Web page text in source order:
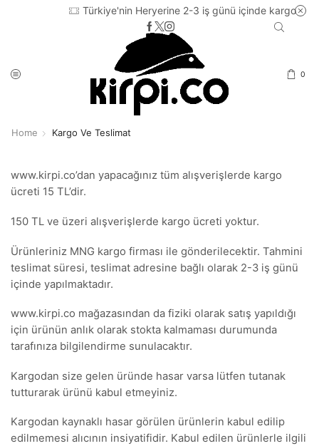
Türkiye'nin Heryerine 2-3 iş günü içinde kargo
0
Home Kargo Ve Teslimat
www.kirpi.co’dan yapacağınız tüm alışverişlerde kargo
ücreti 15 TL’dir.
150 TL ve üzeri alışverişlerde kargo ücreti yoktur.
Ürünleriniz MNG kargo firması ile gönderilecektir. Tahmini
teslimat süresi, teslimat adresine bağlı olarak 2-3 iş günü
içinde yapılmaktadır.
www.kirpi.co mağazasından da fiziki olarak satış yapıldığı
için ürünün anlık olarak stokta kalmaması durumunda
tarafınıza bilgilendirme sunulacaktır.
Kargodan size gelen üründe hasar varsa lütfen tutanak
tutturarak ürünü kabul etmeyiniz.
Kargodan kaynaklı hasar görülen ürünlerin kabul edilip
edilmemesi alıcının insiyatifidir. Kabul edilen ürünlerle ilgili